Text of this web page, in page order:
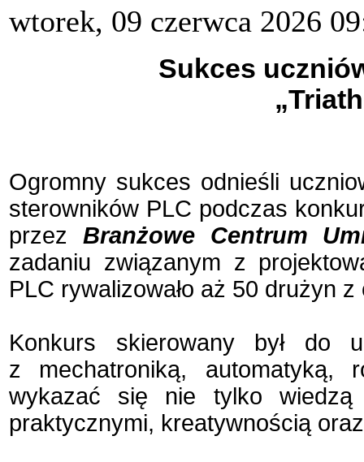
wtorek, 09 czerwca 2026
Sukces
Ogromny sukces odnieśli
sterowników PLC podczas
przez Branżowe Centrum
zadaniu związanym z
PLC rywalizowało aż 50 drużyn z
Konkurs skierowany był do
z mechatroniką, automatyką,
wykazać się nie tylko wiedzą
praktycznymi, kreatywnością